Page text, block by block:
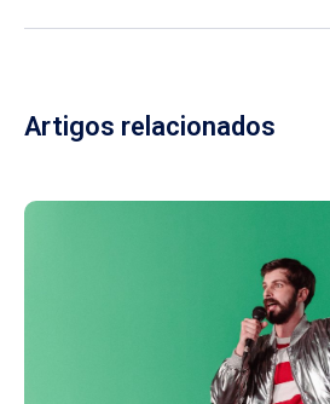
Artigos relacionados